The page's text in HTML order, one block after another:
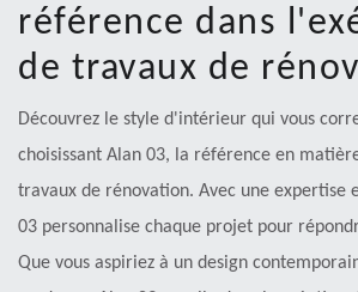
référence dans
de travaux de
Découvrez le style d'intérieur qui vous
choisissant Alan 03, la référence en
travaux de rénovation. Avec une expertise
03 personnalise chaque projet pour
Que vous aspiriez à un design